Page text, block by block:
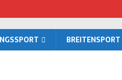
BREI­TEN­SPORT